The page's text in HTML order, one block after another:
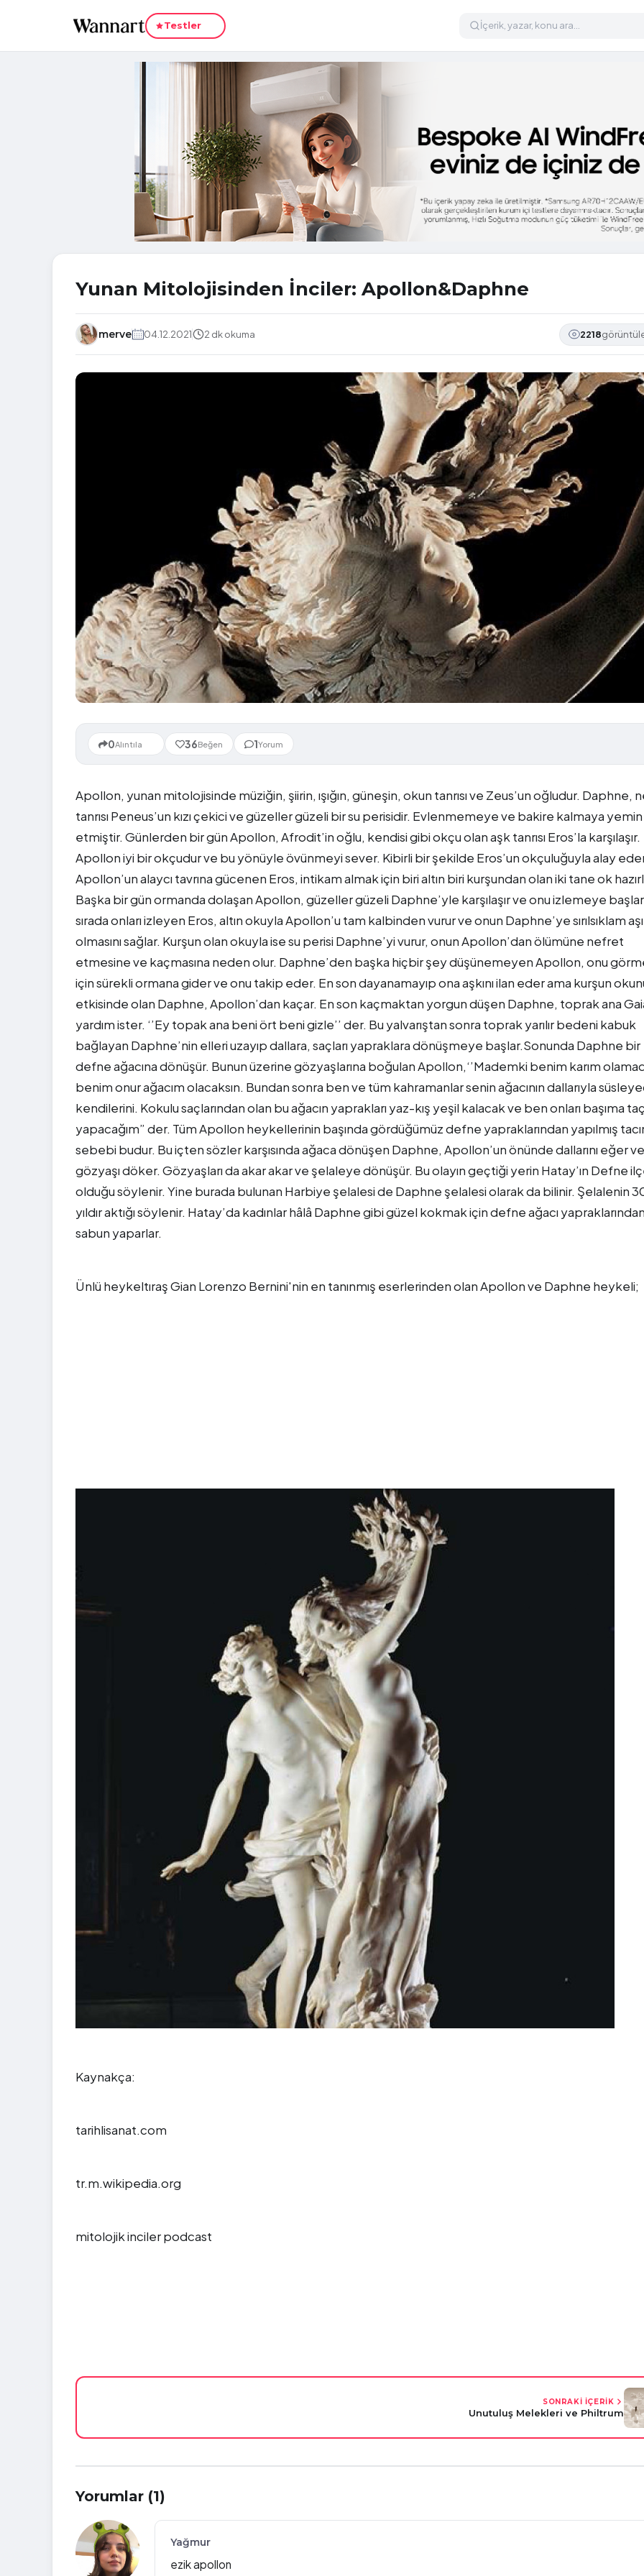
Testler
Yunan Mitolojisinden İnciler: Apollon&Daphne
merve 04.12.2021 2 dk okuma 2218
0Alıntıla 36Beğen 1Yorum
Apollon, yunan mitolojisinde müziğin, şiirin, ışığın, güneşin, okun tanrısı ve Zeus’un oğludur. Daphne,
tanrısı Peneus’un kızı çekici ve güzeller güzeli bir su perisidir. Evlenmemeye ve bakire kalmaya yemin
etmiştir. Günlerden bir gün Apollon, Afrodit’in oğlu, kendisi gibi okçu olan aşk tanrısı Eros’la karşılaşır.
Apollon iyi bir okçudur ve bu yönüyle övünmeyi sever. Kibirli bir şekilde Eros’un okçuluğuyla alay
Apollon’un alaycı tavrına gücenen Eros, intikam almak için biri altın biri kurşundan olan iki tane ok
Başka bir gün ormanda dolaşan Apollon, güzeller güzeli Daphne’yle karşılaşır ve onu izlemeye
sırada onları izleyen Eros, altın okuyla Apollon’u tam kalbinden vurur ve onun Daphne’ye sırılsıklam
olmasını sağlar. Kurşun olan okuyla ise su perisi Daphne’yi vurur, onun Apollon’dan ölümüne nefret
etmesine ve kaçmasına neden olur. Daphne’den başka hiçbir şey düşünemeyen Apollon, onu
için sürekli ormana gider ve onu takip eder. En son dayanamayıp ona aşkını ilan eder ama kurşun
etkisinde olan Daphne, Apollon’dan kaçar. En son kaçmaktan yorgun düşen Daphne, toprak ana
yardım ister. ‘’Ey topak ana beni ört beni gizle’’ der. Bu yalvarıştan sonra toprak yarılır bedeni kabuk
bağlayan Daphne’nin elleri uzayıp dallara, saçları yapraklara dönüşmeye başlar.Sonunda Daphne bir
defne ağacına dönüşür. Bunun üzerine gözyaşlarına boğulan Apollon,‘’Mademki benim karım
benim onur ağacım olacaksın. Bundan sonra ben ve tüm kahramanlar senin ağacının dallarıyla
kendilerini. Kokulu saçlarından olan bu ağacın yaprakları yaz-kış yeşil kalacak ve ben onları başıma taç
yapacağım” der. Tüm Apollon heykellerinin başında gördüğümüz defne yapraklarından yapılmış
sebebi budur. Bu içten sözler karşısında ağaca dönüşen Daphne, Apollon’un önünde dallarını eğer ve
gözyaşı döker. Gözyaşları da akar akar ve şelaleye dönüşür. Bu olayın geçtiği yerin Hatay’ın Defne
olduğu söylenir. Yine burada bulunan Harbiye şelalesi de Daphne şelalesi olarak da bilinir. Şelalenin
yıldır aktığı söylenir. Hatay’da kadınlar hâlâ Daphne gibi güzel kokmak için defne ağacı yapraklarından
sabun yaparlar.
Ünlü heykeltıraş Gian Lorenzo Bernini'nin en tanınmış eserlerinden olan Apollon ve Daphne heykeli;
Kaynakça:
tarihlisanat.com
tr.m.wikipedia.org
mitolojik inciler podcast
SONRAKİ İÇERİK
Unutuluş Melekleri ve Philtrum
Yorumlar (1)
Yağmur
ezik apollon